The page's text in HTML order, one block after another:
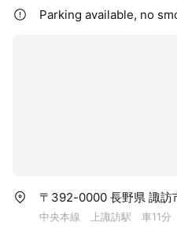
Parking available, no
〒392-0000 長野県 諏訪
中央本線 上諏訪駅 車11分